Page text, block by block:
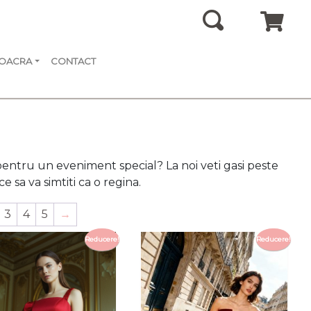
CONTACT
un eveniment special? La noi veti gasi peste
sa va simtiti ca o regina.
3 4 5 →
Reducere! Reducere!